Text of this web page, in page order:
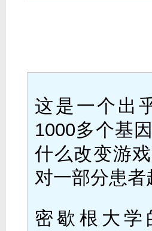
这是一个出
1000多个基
什么改变游
对一部分患者
密歇根大学